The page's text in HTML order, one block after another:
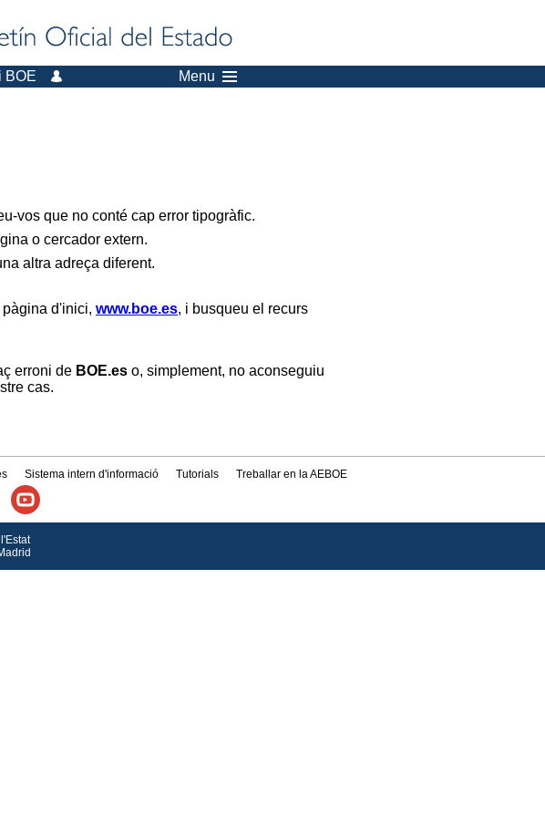
BOE Menu
vos que no conté cap error tipogràfic.
o cercador extern.
altra adreça diferent.
d'inici, www.boe.es, i busqueu el recurs
erroni de BOE.es o, simplement, no aconseguiu
cas.
Sistema intern d'informació Tutorials Treballar en la AEBOE